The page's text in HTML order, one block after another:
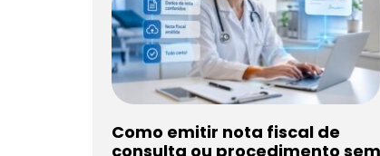
Como emitir nota fiscal de
consulta ou procedimento sem